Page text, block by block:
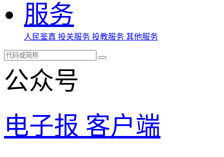
服务
人民鉴真 投关服务 投教服务 其他服务
公众号
电子报 客户端